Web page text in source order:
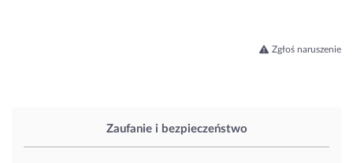
Zaufanie i bezpieczeństwo
Zgłoś naruszenie